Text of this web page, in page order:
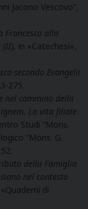
Jacono Vescovo”,
Francesco alla
in «Catechesi»,
secondo Evangelii
275.
nel cammino della
La vita filiale
Studi “Mons.
“Mons. G.
della Famiglia
nel contesto
di